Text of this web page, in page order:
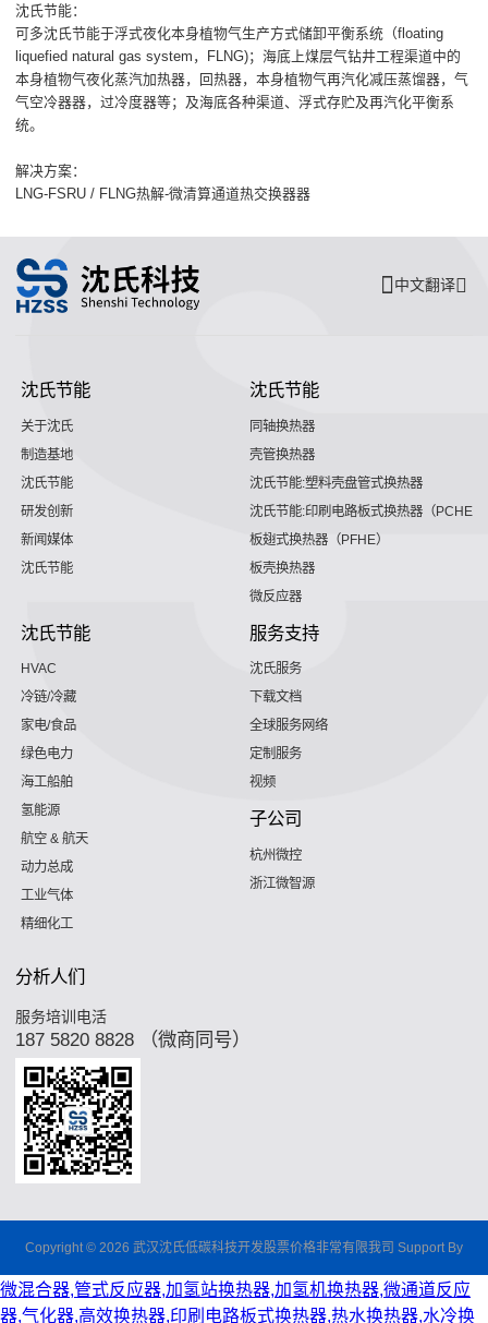
沈氏节能：
可多沈氏节能于浮式夜化本身植物气生产方式储卸平衡系统（floating
liquefied natural gas system，FLNG)；海底上煤层气钻井工程渠道中的
本身植物气夜化蒸汽加热器，回热器，本身植物气再汽化减压蒸馏器，气
气空冷器器，过冷度器等；及海底各种渠道、浮式存贮及再汽化平衡系
统。
解决方案：
LNG-FSRU / FLNG热解-微清算通道热交换器器
中文翻译
沈氏节能
关于沈氏
制造基地
沈氏节能
研发创新
新闻媒体
沈氏节能
沈氏节能
同轴换热器
壳管换热器
沈氏节能:塑料壳盘管式换热器
沈氏节能:印刷电路板式换热器（PCHE）
板翅式换热器（PFHE）
板壳换热器
微反应器
沈氏节能
HVAC
冷链/冷藏
家电/食品
绿色电力
海工船舶
氢能源
航空 & 航天
动力总成
工业气体
精细化工
服务支持
沈氏服务
下载文档
全球服务网络
定制服务
视频
子公司
杭州微控
浙江微智源
分析人们
服务培训电活
187 5820 8828 （微商同号）
Copyright © 2026 武汉沈氏低碳科技开发股票价格非常有限我司 Support By
微混合器,管式反应器,加氢站换热器,加氢机换热器,微通道反应
器,气化器,高效换热器,印刷电路板式换热器,热水换热器,水冷换